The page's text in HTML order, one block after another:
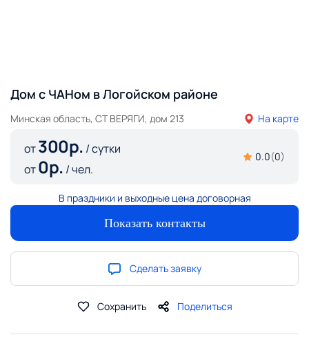
Дом с ЧАНом в Логойском районе
Минская область, СТ ВЕРЯГИ, дом 213 На карте
от300р. / сутки
от0р. / чел.
0.0(0)
В праздники и выходные цена договорная
Показать контакты
Сделать заявку
Сохранить Поделиться